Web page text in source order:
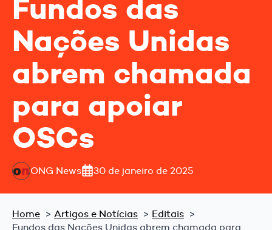
Fundos das
Nações Unidas
abrem chamada
para apoiar
OSCs
ONG News 30 de janeiro de 2025
Home Artigos e Notícias
Editais
Fundos das Nações Unidas abrem chamada para